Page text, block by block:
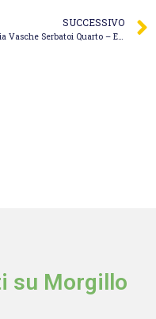
SUCCESSIVO
Pulizia Vasche Serbatoi Quarto – Espeko Spurgo Fogne
su Morgillo